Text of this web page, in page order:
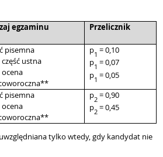
egzaminu Przelicznik
pisemna
ustna
p1 = 0,10
p1 = 0,07
p1 = 0,05
pisemna
p2 = 0,90
p2 = 0,45
tylko wtedy, gdy kandydat nie